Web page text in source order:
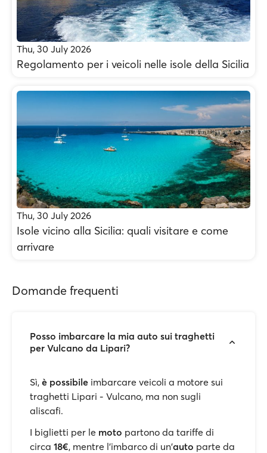
Thu, 30 July 2026
Regolamento per i veicoli nelle isole della Sicilia
Thu, 30 July 2026
Isole vicino alla Sicilia: quali visitare e come
arrivare
Domande frequenti
Posso imbarcare la mia auto sui traghetti
per Vulcano da Lipari?
Sì, è possibile imbarcare veicoli a motore sui
traghetti Lipari - Vulcano, ma non sugli
aliscafi.
I biglietti per le moto partono da tariffe di
circa 18€, mentre l'imbarco di un'auto parte da